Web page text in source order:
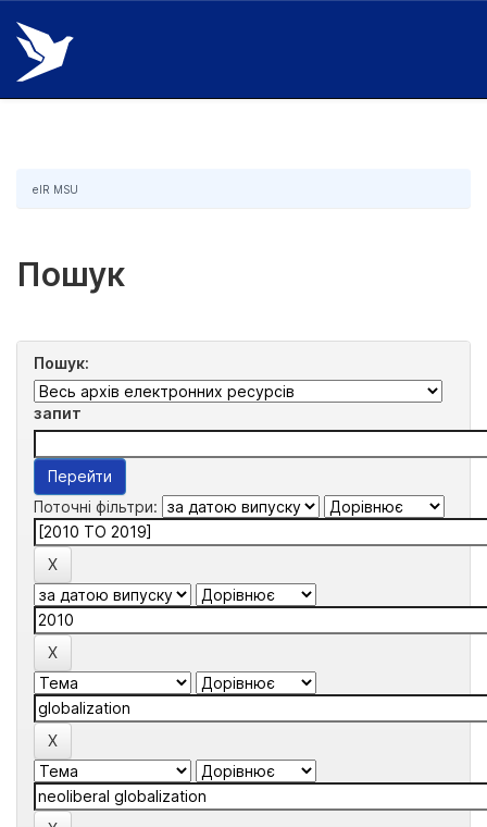
Skip
navigation
eIR MSU
Пошук
Пошук:
запит
Поточні фільтри: